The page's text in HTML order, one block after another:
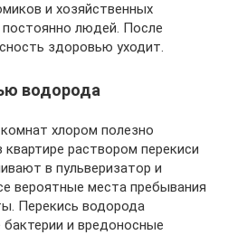
и хозяйственных
людей. После
здоровью уходит.
водорода
хлором полезно
раствором перекиси
в пульверизатор и
вероятные места пребывания
Перекись водорода
и вредоносные